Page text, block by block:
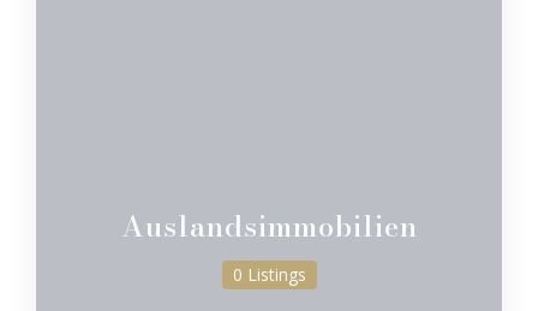
Auslandsimmobilien
0 Listings